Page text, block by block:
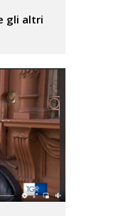
gli altri